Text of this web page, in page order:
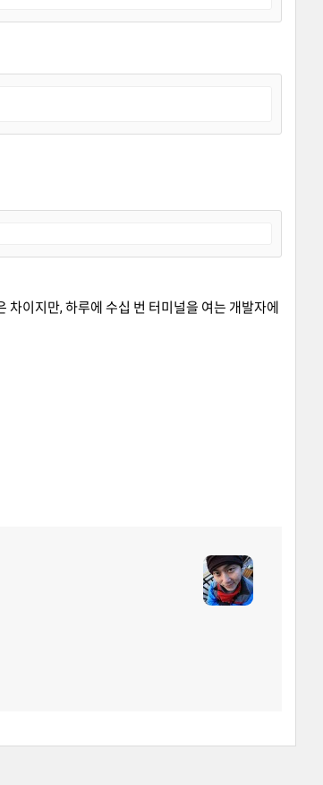
이지만, 하루에 수십 번 터미널을 여는 개발자에